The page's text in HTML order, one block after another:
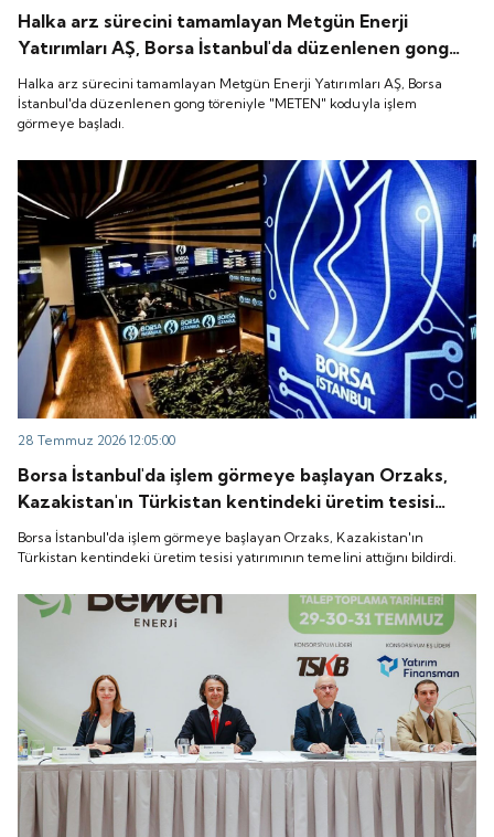
Halka arz sürecini tamamlayan Metgün Enerji
Yatırımları AŞ, Borsa İstanbul'da düzenlenen gong
töreniyle "METEN" koduyla işlem görmeye başladı.
Halka arz sürecini tamamlayan Metgün Enerji Yatırımları AŞ, Borsa
İstanbul'da düzenlenen gong töreniyle "METEN" koduyla işlem
görmeye başladı.
28 Temmuz 2026 12:05:00
Borsa İstanbul'da işlem görmeye başlayan Orzaks,
Kazakistan'ın Türkistan kentindeki üretim tesisi
yatırımının temelini attığını bildirdi.
Borsa İstanbul'da işlem görmeye başlayan Orzaks, Kazakistan'ın
Türkistan kentindeki üretim tesisi yatırımının temelini attığını bildirdi.